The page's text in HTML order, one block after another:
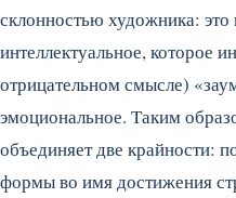
склонностью художника: это
интеллектуальное, которое
отрицательном смысле)
эмоциональное. Таким
объединяет две крайности:
формы во имя достижения